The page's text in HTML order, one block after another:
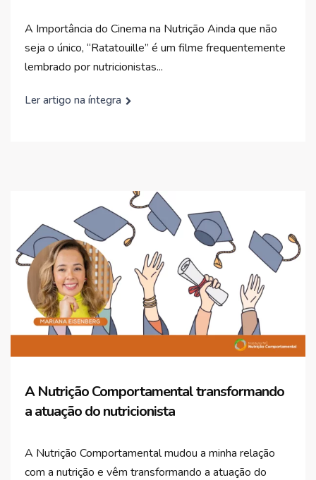
A Importância do Cinema na Nutrição Ainda que não
seja o único, “Ratatouille” é um filme frequentemente
lembrado por nutricionistas...
Ler artigo na íntegra
A Nutrição Comportamental transformando
a atuação do nutricionista
A Nutrição Comportamental mudou a minha relação
com a nutrição e vêm transformando a atuação do